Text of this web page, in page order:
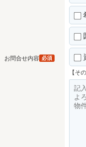
お問合せ内容 必須
【そ